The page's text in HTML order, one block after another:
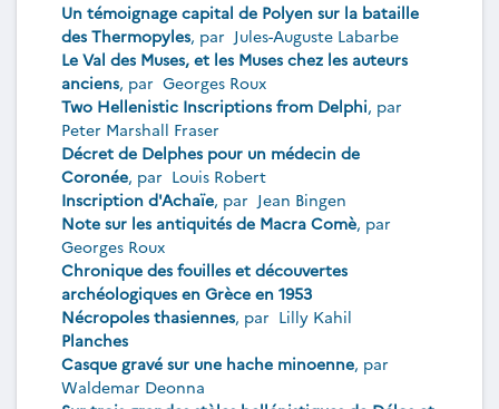
Un témoignage capital de Polyen sur la bataille
des Thermopyles, par Jules-Auguste Labarbe
Le Val des Muses, et les Muses chez les auteurs
anciens, par Georges Roux
Two Hellenistic Inscriptions from Delphi, par
Peter Marshall Fraser
Décret de Delphes pour un médecin de
Coronée, par Louis Robert
Inscription d'Achaïe, par Jean Bingen
Note sur les antiquités de Macra Comè, par
Georges Roux
Chronique des fouilles et découvertes
archéologiques en Grèce en 1953
Nécropoles thasiennes, par Lilly Kahil
Planches
Casque gravé sur une hache minoenne, par
Waldemar Deonna